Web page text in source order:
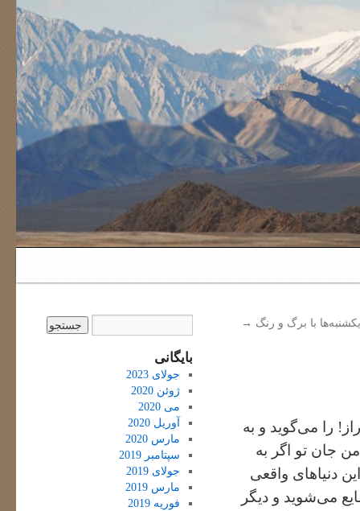
یکشنبه‌ها با برگ و رنگ →
را می‌گوید و به
جان تو اگر به
دنیاهای واقعی
می‌شوید و دیگر
بایگانی
جولای 2023
ژوئن 2020
می 2020
آوریل 2020
مارس 2020
سپتامبر 2019
جولای 2019
مارس 2019
فوریه 2019